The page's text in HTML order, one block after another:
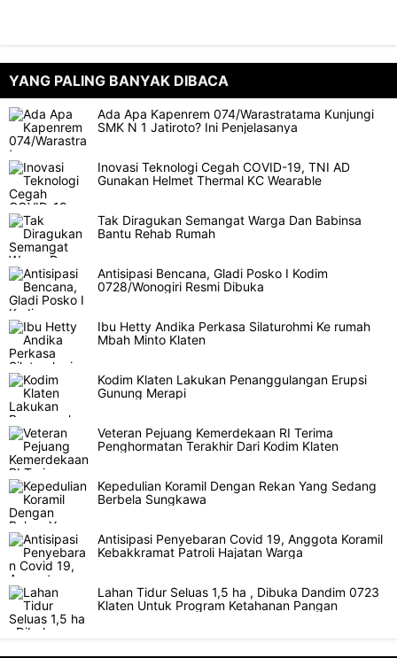
YANG PALING BANYAK DIBACA
Ada Apa Kapenrem 074/Warastratama Kunjungi
SMK N 1 Jatiroto? Ini Penjelasanya
Inovasi Teknologi Cegah COVID-19, TNI AD
Gunakan Helmet Thermal KC Wearable
Tak Diragukan Semangat Warga Dan Babinsa
Bantu Rehab Rumah
Antisipasi Bencana, Gladi Posko I Kodim
0728/Wonogiri Resmi Dibuka
Ibu Hetty Andika Perkasa Silaturohmi Ke rumah
Mbah Minto Klaten
Kodim Klaten Lakukan Penanggulangan Erupsi
Gunung Merapi
Veteran Pejuang Kemerdekaan RI Terima
Penghormatan Terakhir Dari Kodim Klaten
Kepedulian Koramil Dengan Rekan Yang Sedang
Berbela Sungkawa
Antisipasi Penyebaran Covid 19, Anggota Koramil
Kebakkramat Patroli Hajatan Warga
Lahan Tidur Seluas 1,5 ha , Dibuka Dandim 0723
Klaten Untuk Program Ketahanan Pangan